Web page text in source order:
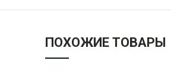
ПОХОЖИЕ ТОВАРЫ